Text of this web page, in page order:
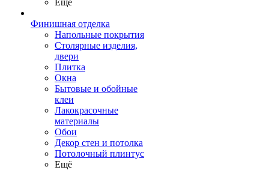
Ещё
Финишная отделка
Напольные покрытия
Столярные изделия,
двери
Плитка
Окна
Бытовые и обойные
клеи
Лакокрасочные
материалы
Обои
Декор стен и потолка
Потолочный плинтус
Ещё